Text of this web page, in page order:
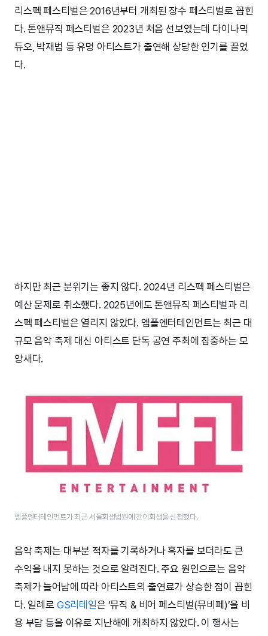
리스펙 페스티벌은 2016년부터 개최된 장수 페스티벌로 꼽힌
다. 톤앤뮤직 페스티벌은 2023년 처음 선보였는데 다이나믹
듀오, 박재범 등 유명 아티스트가 출연해 상당한 인기를 끌었
다.
하지만 최근 분위기는 좋지 않다. 2024년 리스펙 페스티벌은
예산 문제로 취소했다. 2025년에도 톤앤뮤직 페스티벌과 리
스펙 페스티벌은 열리지 않았다. 엠플엔터테인먼트는 최근 대
규모 음악 축제 대신 아티스트 단독 공연 주최에 집중하는 모
양새다.
엠플엔터테인먼트가 최근 서울회생법원에 간이회생을 신청했다.
음악 축제는 대부분 적자를 기록하거나 흑자를 보더라도 큰
수익을 내지 못하는 것으로 알려진다. 주요 원인으로는 음악
축제가 늘어남에 따라 아티스트의 출연료가 상승한 점이 꼽힌
다. 일례로 GS리테일은 ‘뮤직 & 비어 페스티벌(뮤비페)’을 비
용 부담 등을 이유로 지난해에 개최하지 않았다. 이 행사는